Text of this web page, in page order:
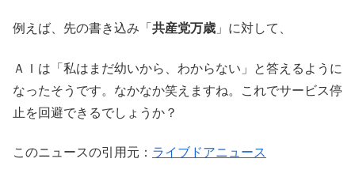
例えば、先の書き込み「 共産党万歳 」に対して、
ＡＩは「私はまだ幼いから、わからない」と答えるように
なったそうです。なかなか笑えますね。これでサービス停
止を回避できるでしょうか？
このニュースの引用元： ライブドアニュース